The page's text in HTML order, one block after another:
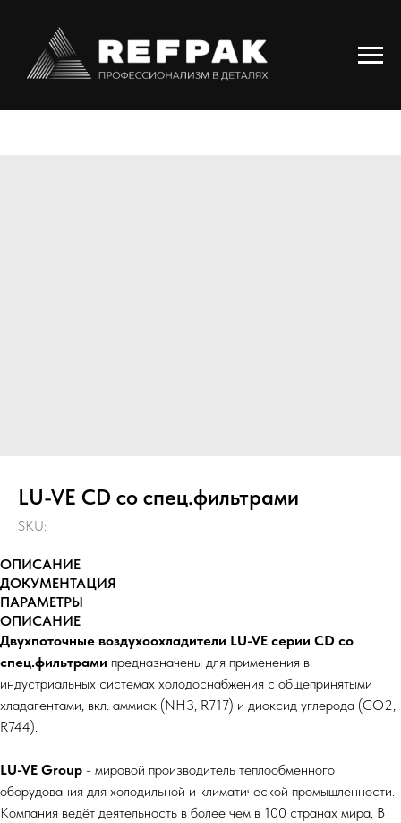
LU-VE СD со спец.фильтрами
SKU:
ОПИСАНИЕ
ДОКУМЕНТАЦИЯ
ПАРАМЕТРЫ
ОПИСАНИЕ
Двухпоточные воздухоохладители LU-VE серии СD со
спец.фильтрами предназначены для применения в
индустриальных системах холодоснабжения с общепринятыми
хладагентами, вкл. аммиак (NH3, R717) и диоксид углерода (СО2,
R744).
LU-VE Group - мировой производитель теплообменного
оборудования для холодильной и климатической промышленности.
Компания ведёт деятельность в более чем в 100 странах мира. В